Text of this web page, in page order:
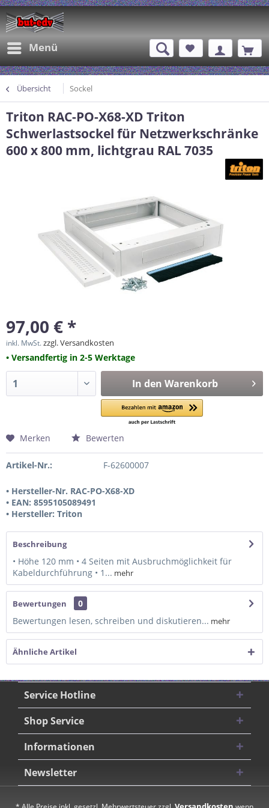
Menü
Übersicht Sockel
Triton RAC-PO-X68-XD Triton
Schwerlastsockel für Netzwerkschränke
600 x 800 mm, lichtgrau RAL 7035
97,00 € *
inkl. MwSt.zzgl. Versandkosten
• Versandfertig in 2-5 Werktage
In den Warenkorb
Merken Bewerten
Artikel-Nr.: F-62600007
• Hersteller-Nr. RAC-PO-X68-XD
• EAN: 8595105089491
• Hersteller: Triton
Beschreibung
• Höhe 120 mm • 4 Seiten mit Ausbruchmöglichkeit für
Kabeldurchführung • 1... mehr
Bewertungen
0
Bewertungen lesen, schreiben und diskutieren... mehr
Ähnliche Artikel
Service Hotline
Shop Service
Informationen
Newsletter